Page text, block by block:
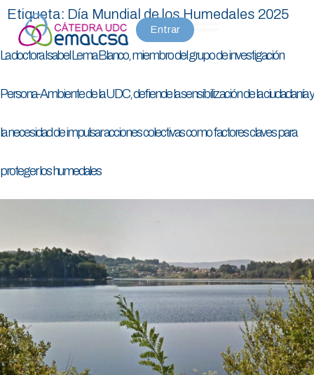
Entrar
Etiqueta: Día Mundial de los Humedales 2025
La doctora Isabel Lema Blanco, miembro del grupo de investigación
Persona-Ambiente de la UDC, defiende la sensibilización de la ciudadanía y
la necesidad de impulsar acciones colectivas como factores claves para
proteger los humedales